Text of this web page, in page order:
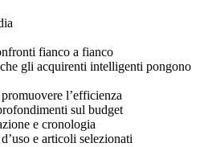
fianco a fianco
gli acquirenti intelligenti pongono
l’efficienza
sul budget
e cronologia
e articoli selezionati